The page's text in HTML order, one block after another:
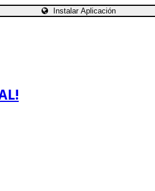
Instalar Aplicación